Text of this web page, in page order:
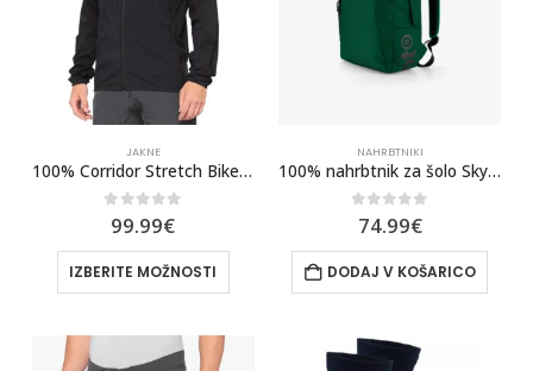
JAKNE
100% Corridor Stretch Bike Windbreaker Men
0out of 5
99.99€
IZBERITE MOŽNOSTI
NAHRBTNIKI
100% nahrbtnik za šolo Skycap Backpack Forest
0out of 5
74.99€
DODAJ V KOŠARICO